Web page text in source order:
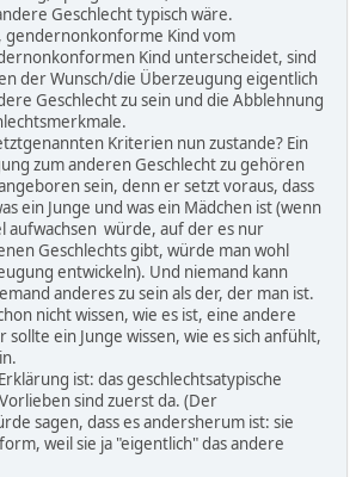
Geschlecht typisch wäre.
gendernonkonforme Kind vom
Kind unterscheidet, sind
der Wunsch/die Überzeugung eigentlich
Geschlecht zu sein und die Abblehnung
Kriterien nun zustande? Ein
zum anderen Geschlecht zu gehören
sein, denn er setzt voraus, dass
ein Junge und was ein Mädchen ist (wenn
aufwachsen würde, auf der es nur
Geschlechts gibt, würde man wohl
entwickeln). Und niemand kann
anderes zu sein als der, der man ist.
nicht wissen, wie es ist, eine andere
sollte ein Junge wissen, wie es sich anfühlt,
ist: das geschlechtsatypische
sind zuerst da. (Der
sagen, dass es andersherum ist: sie
weil sie ja "eigentlich" das andere